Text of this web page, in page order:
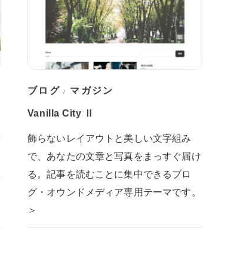
ブログ / マガジン
Vanilla City Ⅱ
飾らないレイアウトと美しい文字組み
で、あなたの文章と写真をまっすぐ届け
る。記事を読むことに集中できるブロ
グ・オウンドメディア専用テーマです。
＞